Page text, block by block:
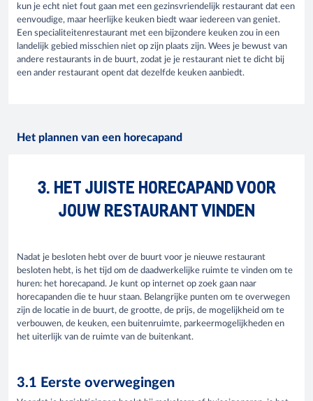
kun je echt niet fout gaan met een gezinsvriendelijk restaurant dat een
eenvoudige, maar heerlijke keuken biedt waar iedereen van geniet.
Een specialiteitenrestaurant met een bijzondere keuken zou in een
landelijk gebied misschien niet op zijn plaats zijn. Wees je bewust van
andere restaurants in de buurt, zodat je je restaurant niet te dicht bij
een ander restaurant opent dat dezelfde keuken aanbiedt.
Het plannen van een horecapand
3. HET JUISTE HORECAPAND VOOR
JOUW RESTAURANT VINDEN
Nadat je besloten hebt over de buurt voor je nieuwe restaurant
besloten hebt, is het tijd om de daadwerkelijke ruimte te vinden om te
huren: het horecapand. Je kunt op internet op zoek gaan naar
horecapanden die te huur staan. Belangrijke punten om te overwegen
zijn de locatie in de buurt, de grootte, de prijs, de mogelijkheid om te
verbouwen, de keuken, een buitenruimte, parkeermogelijkheden en
het uiterlijk van de ruimte van de buitenkant.
3.1 Eerste overwegingen